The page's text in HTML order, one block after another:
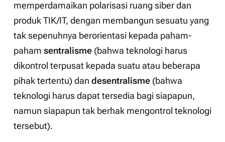
memperdamaikan polarisasi ruang siber dan
produk TIK/IT, dengan membangun sesuatu yang
tak sepenuhnya berorientasi kepada paham-
paham sentralisme(bahwa teknologi harus
dikontrol terpusat kepada suatu atau beberapa
pihak tertentu) dan desentralisme(bahwa
teknologi harus dapat tersedia bagi siapapun,
namun siapapun tak berhak mengontrol teknologi
tersebut).